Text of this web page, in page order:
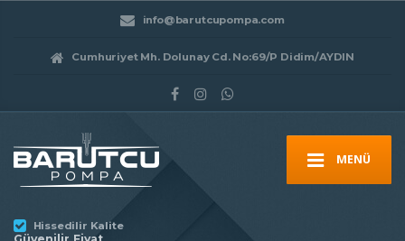
info@barutcupompa.com
Cumhuriyet Mh. Dolunay Cd. No:69/P Didim/AYDIN
MENÜ
Hissedilir Kalite